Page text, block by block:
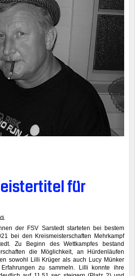
für
der FSV Sarstedt starteten bei bestem
bei den Kreismeisterschaften Mehrkampf
Zu Beginn des Wettkampfes bestand
die Möglichkeit, an Hürdenläufen
sowohl Lilli Krüger als auch Lucy Münker
zu sammeln. Lilli konnte ihre